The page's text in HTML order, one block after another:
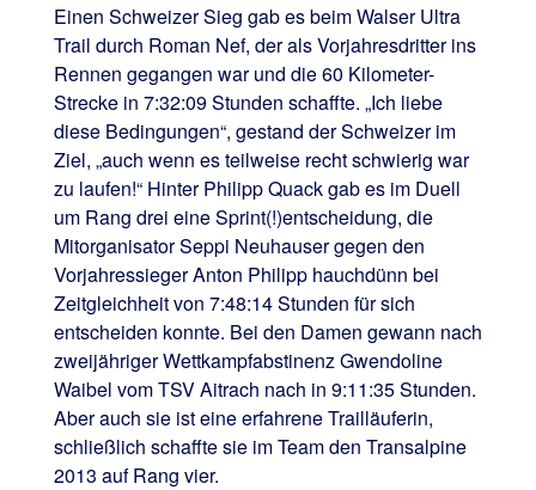
Einen Schweizer Sieg gab es beim Walser Ultra
Trail durch Roman Nef, der als Vorjahresdritter ins
Rennen gegangen war und die 60 Kilometer-
Strecke in 7:32:09 Stunden schaffte. „Ich liebe
diese Bedingungen“, gestand der Schweizer im
Ziel, „auch wenn es teilweise recht schwierig war
zu laufen!“ Hinter Philipp Quack gab es im Duell
um Rang drei eine Sprint(!)entscheidung, die
Mitorganisator Seppi Neuhauser gegen den
Vorjahressieger Anton Philipp hauchdünn bei
Zeitgleichheit von 7:48:14 Stunden für sich
entscheiden konnte. Bei den Damen gewann nach
zweijähriger Wettkampfabstinenz Gwendoline
Waibel vom TSV Aitrach nach in 9:11:35 Stunden.
Aber auch sie ist eine erfahrene Trailläuferin,
schließlich schaffte sie im Team den Transalpine
2013 auf Rang vier.